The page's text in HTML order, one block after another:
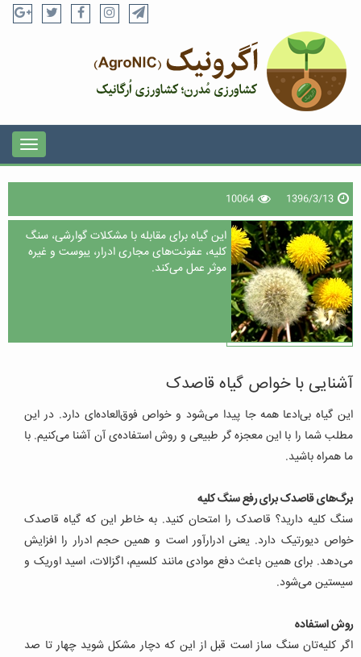
1396/3/13
10064
این گیاه برای مقابله با مشکلات گوارشی، سنگ
کلیه، عفونت‌های مجاری ادرار، یبوست و غیره
موثر عمل می‌کند.
آشنایی با خواص گیاه قاصدک
این گیاه بی‌ادعا همه جا پیدا می‌شود و خواص فوق‌العاده‌ای دارد. در این
مطلب شما را با این معجزه گر طبیعی و روش استفاده‌ی آن آشنا می‌کنیم. با
ما همراه باشید.
برگ‌های قاصدک برای رفع سنگ کلیه
سنگ کلیه دارید؟ قاصدک را امتحان کنید. به خاطر این که گیاه قاصدک
خواص دیورتیک دارد. یعنی ادرارآور است و همین حجم ادرار را افزایش
می‌دهد. برای همین باعث دفع موادی مانند کلسیم، اگزالات، اسید اوریک و
سیستین می‌شود.
روش استفاده
اگر کلیه‌تان سنگ ساز است قبل از این که دچار مشکل شوید چهار تا صد